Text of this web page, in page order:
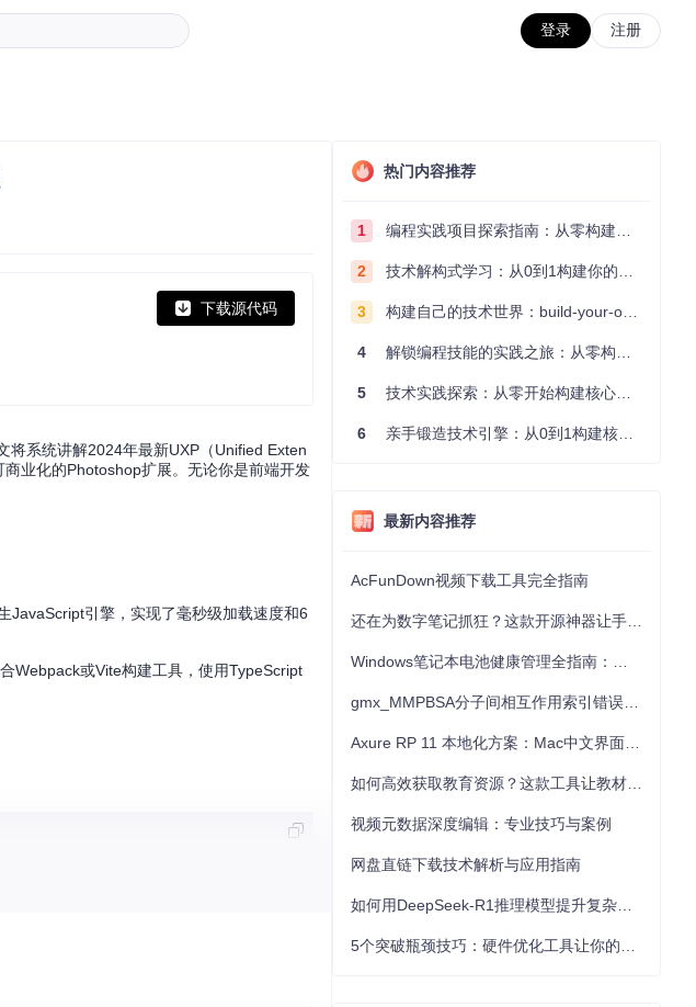
登录 注册
下载源代码
将系统讲解2024年最新UXP（Unified Exten
业化的Photoshop扩展。无论你是前端开发
JavaScript引擎，实现了毫秒级加载速度和6
Webpack或Vite构建工具，使用TypeScript
热门内容推荐
1 编程实践项目探索指南：从零构建技术能力体系
2 技术解构式学习：从0到1构建你的编程知识体系
3 构建自己的技术世界：build-your-own-x项目的实践探索指南
4 解锁编程技能的实践之旅：从零构建你的技术世界
5 技术实践探索：从零开始构建核心系统的实践指南
6 亲手锻造技术引擎：从0到1构建核心系统的实践指南
最新内容推荐
AcFunDown视频下载工具完全指南
视频元数据深度编辑：专业技巧与案例
网盘直链下载技术解析与应用指南